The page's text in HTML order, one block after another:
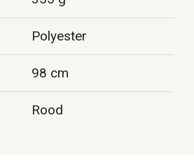
Polyester
98 cm
Rood